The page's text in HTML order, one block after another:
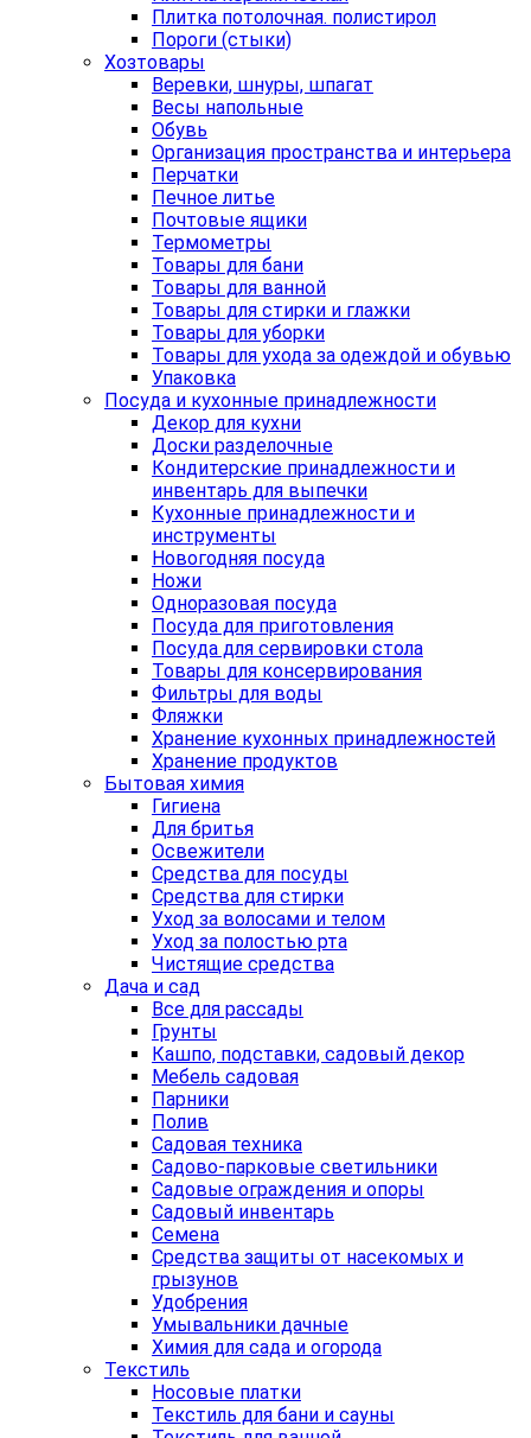
Плитка потолочная. полистирол
Пороги (стыки)
Хозтовары
Веревки, шнуры, шпагат
Весы напольные
Обувь
Организация пространства и интерьера
Перчатки
Печное литье
Почтовые ящики
Термометры
Товары для бани
Товары для ванной
Товары для стирки и глажки
Товары для уборки
Товары для ухода за одеждой и обувью
Упаковка
Посуда и кухонные принадлежности
Декор для кухни
Доски разделочные
Кондитерские принадлежности и
инвентарь для выпечки
Кухонные принадлежности и
инструменты
Новогодняя посуда
Ножи
Одноразовая посуда
Посуда для приготовления
Посуда для сервировки стола
Товары для консервирования
Фильтры для воды
Фляжки
Хранение кухонных принадлежностей
Хранение продуктов
Бытовая химия
Гигиена
Для бритья
Освежители
Средства для посуды
Средства для стирки
Уход за волосами и телом
Уход за полостью рта
Чистящие средства
Дача и сад
Все для рассады
Грунты
Кашпо, подставки, садовый декор
Мебель садовая
Парники
Полив
Садовая техника
Садово-парковые светильники
Садовые ограждения и опоры
Садовый инвентарь
Семена
Средства защиты от насекомых и
грызунов
Удобрения
Умывальники дачные
Химия для сада и огорода
Текстиль
Носовые платки
Текстиль для бани и сауны